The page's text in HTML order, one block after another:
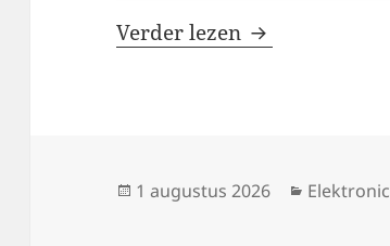
Verder lezen ALLPOWERS
Geplaatst
1 augustus 2026